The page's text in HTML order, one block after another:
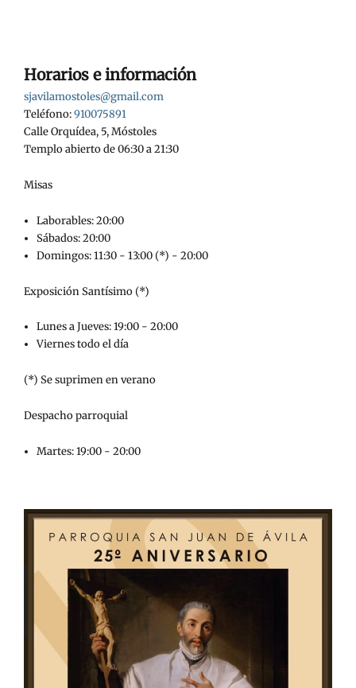
Horarios e información
sjavilamostoles@gmail.com
Teléfono:910075891
Calle Orquídea, 5, Móstoles
Templo abierto de 06:30 a 21:30
Misas
Laborables: 20:00
Sábados: 20:00
Domingos: 11:30 - 13:00 (*) - 20:00
Exposición Santísimo (*)
Lunes a Jueves: 19:00 - 20:00
Viernes todo el día
(*) Se suprimen en verano
Despacho parroquial
Martes: 19:00 - 20:00